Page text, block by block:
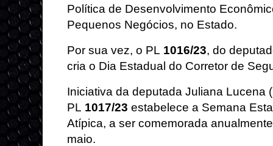
Política de Desenvolvimento
Pequenos Negócios, no Estado.
Por sua vez, o PL 1016/23, do
cria o Dia Estadual do Corretor de
Iniciativa da deputada Juliana Lucena
PL 1017/23 estabelece a Semana
Atípica, a ser comemorada
maio.